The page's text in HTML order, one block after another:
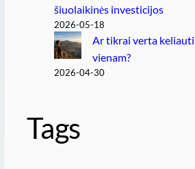
šiuolaikinės investicijos
2026-05-18
Ar tikrai verta keliauti
vienam?
2026-04-30
Tags